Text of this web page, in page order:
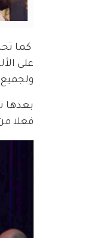
كما
على
بعدها
فعلا